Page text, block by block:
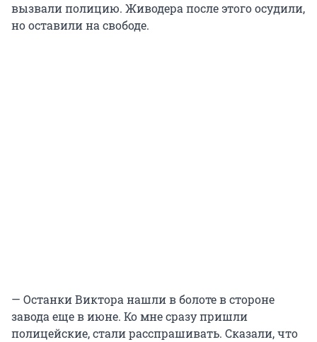
вызвали полицию. Живодера после этого осудили,
но оставили на свободе.
— Останки Виктора нашли в болоте в стороне
завода еще в июне. Ко мне сразу пришли
полицейские, стали расспрашивать. Сказали, что